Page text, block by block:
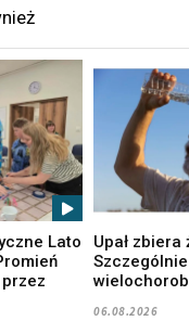
Lato
przez
Upał zbiera
06.08.2026